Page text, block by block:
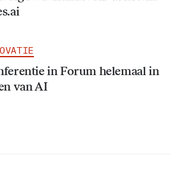
in Forum helemaal in
van AI